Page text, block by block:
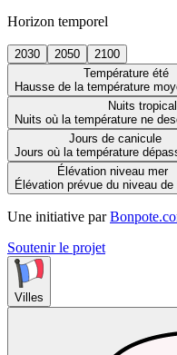
Horizon temporel
2030 2050
2100
Température été
Hausse de la température
Nuits
Nuits où la température ne
Jours de canicule
Jours où la température
Élévation niveau mer
Élévation prévue du niveau de
Une initiative par
Soutenir le projet
Villes